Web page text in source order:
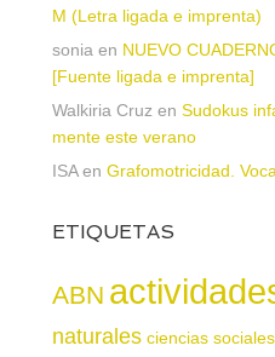
M (Letra ligada e imprenta)
sonia en NUEVO
[Fuente ligada e imprenta]
Walkiria Cruz en Sudokus
mente este verano
ISAen Grafomotricidad.
ETIQUETAS
ABN
naturales ciencias sociales